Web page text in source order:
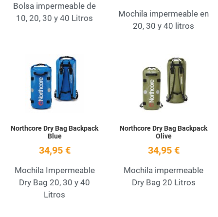
Bolsa impermeable de
10, 20, 30 y 40 Litros
Mochila impermeable en
20, 30 y 40 litros
Quick View
Northcore Dry Bag Backpack
Blue
34,95 €
Mochila Impermeable
Dry Bag 20, 30 y 40
Litros
Northcore Dry Bag Backpack
Olive
34,95 €
Mochila impermeable
Dry Bag 20 Litros